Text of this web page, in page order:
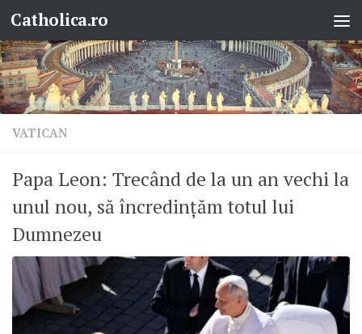
Skip to content
Catholica.ro
VATICAN
Papa Leon: Trecând de la un an vechi la
unul nou, să încredințăm totul lui
Dumnezeu